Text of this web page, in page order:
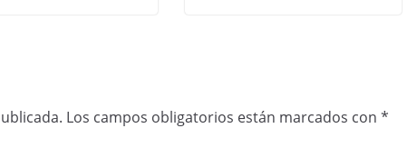
Los campos obligatorios están marcados con *